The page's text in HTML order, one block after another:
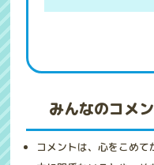
みんなのコメ
コメントは、心をこめて